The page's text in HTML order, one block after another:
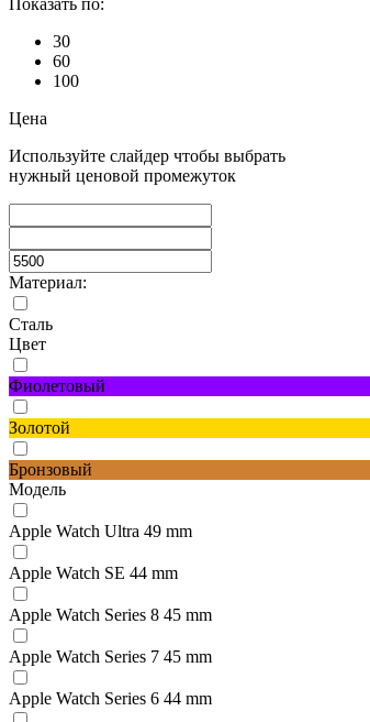
30
60
100
Цена
Используйте слайдер чтобы выбрать
нужный ценовой промежуток
Материал:
Сталь
Цвет
Фиолетовый
Золотой
Бронзовый
Модель
Apple Watch Ultra 49 mm
Apple Watch SE 44 mm
Apple Watch Series 8 45 mm
Apple Watch Series 7 45 mm
Apple Watch Series 6 44 mm